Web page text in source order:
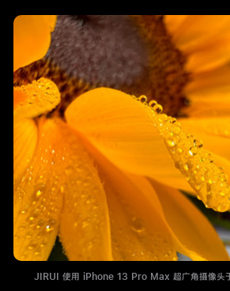
JIRUI 使用 iPhone 13 Pro Max 超广角摄像头于